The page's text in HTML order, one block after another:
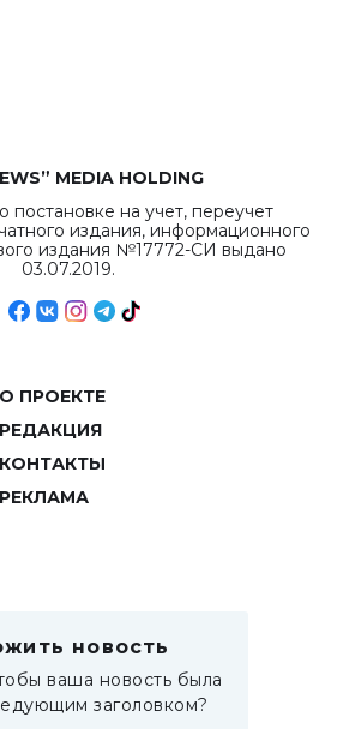
MEDIA HOLDING
постановке на учет, переучет
издания, информационного
издания №17772-СИ выдано
03.07.2019.
О ПРОЕКТЕ
РЕДАКЦИЯ
КОНТАКТЫ
РЕКЛАМА
новость
ваша новость была
заголовком?